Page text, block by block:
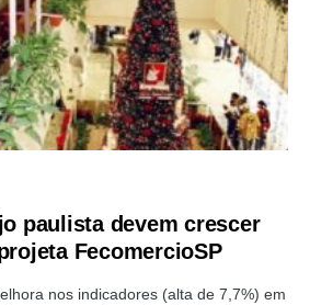
paulista devem crescer
FecomercioSP
nos indicadores (alta de 7,7%) em